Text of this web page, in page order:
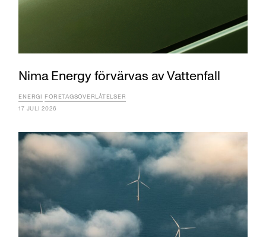
Nima Energy förvärvas av Vattenfall
ENERGI FÖRETAGSÖVERLÅTELSER
17 JULI 2026